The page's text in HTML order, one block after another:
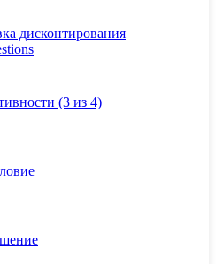
дисконтирования
(3 из 4)